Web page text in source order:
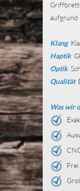
aufgrund
Klang
Haptik
Optik
Qualität
Was wir